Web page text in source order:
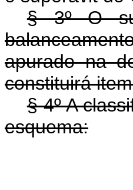
§ 3º O
apurado na
constituirá
§ 4º A
esquema: